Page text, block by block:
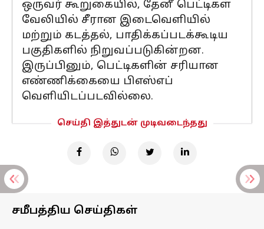
ஒருவர் கூறுகையில், தேனீ பெட்டிகள்
வேலியில் சீரான இடைவெளியில்
மற்றும் கடத்தல், பாதிக்கப்படக்கூடிய
பகுதிகளில் நிறுவப்படுகின்றன.
இருப்பினும், பெட்டிகளின் சரியான
எண்ணிக்கையை பிஎஸ்எப்
வெளியிடப்படவில்லை.
செய்தி இத்துடன் முடிவடைந்தது
சமீபத்திய செய்திகள்